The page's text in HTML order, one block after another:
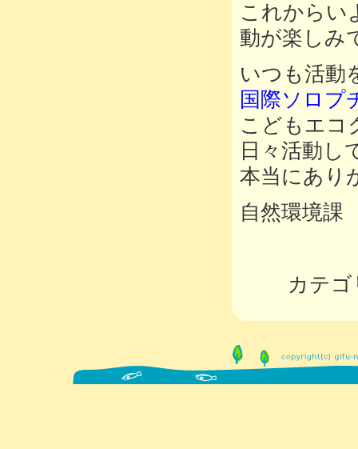
これからい
動が楽しみ
いつも活動
国際ソロプ
こどもエコ
日々活動し
本当にあり
自然環境
カテ